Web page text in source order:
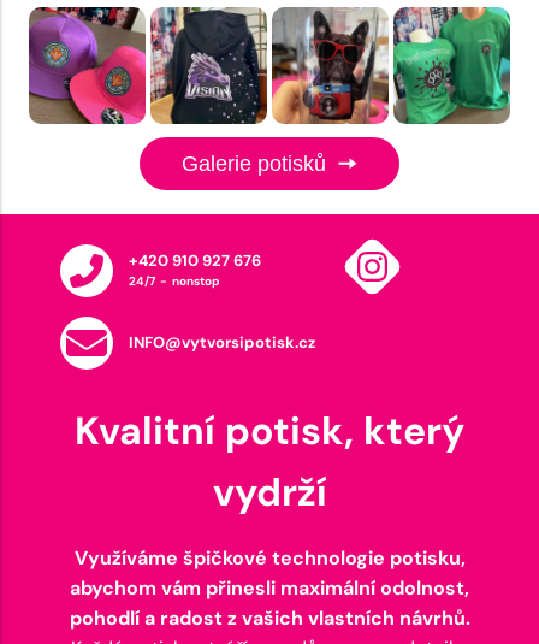
Galerie potisků
+420 910 927 676
24/7 - nonstop
INFO@vytvorsipotisk.cz
Kvalitní potisk, který
vydrží
Využíváme špičkové technologie potisku,
abychom vám přinesli maximální odolnost,
pohodlí a radost z vašich vlastních návrhů.